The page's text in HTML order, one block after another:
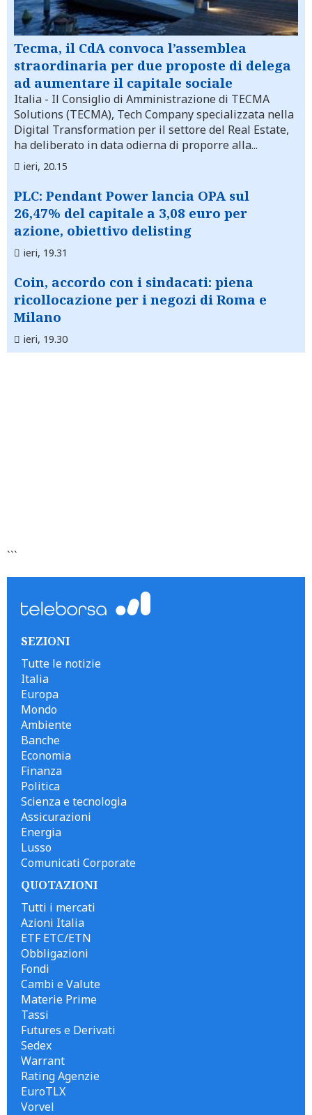
Tecma, il CdA convoca l’assemblea
straordinaria per due proposte di delega
ad aumentare il capitale sociale
Italia - Il Consiglio di Amministrazione di TECMA
Solutions (TECMA), Tech Company specializzata nella
Digital Transformation per il settore del Real Estate,
ha deliberato in data odierna di proporre alla...
ieri, 20.15
PLC: Pendant Power lancia OPA sul
26,47% del capitale a 3,08 euro per
azione, obiettivo delisting
ieri, 19.31
Coin, accordo con i sindacati: piena
ricollocazione per i negozi di Roma e
Milano
ieri, 19.30
```
SEZIONI
Tutte le notizie
Italia
Europa
Mondo
Ambiente
Banche
Economia
Finanza
Politica
Scienza e tecnologia
Assicurazioni
Energia
Lusso
Comunicati Corporate
QUOTAZIONI
Tutti i mercati
Azioni Italia
ETF ETC/ETN
Obbligazioni
Fondi
Cambi e Valute
Materie Prime
Tassi
Futures e Derivati
Sedex
Warrant
Rating Agenzie
EuroTLX
Vorvel